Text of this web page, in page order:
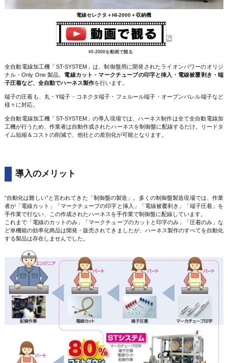
電線セレクタ＋HI-2000＋収納機
HI-2000を動画で観る
全自動電線加工機「ST-SYSTEM」は、制御盤用に開発されたライオンパワーのオリジ
ナル・Only One 製品。 電線カット・マークチューブの印字と挿入・電線被覆剥き・端
子圧着など、全自動でハーネス製作を行います。
端子の圧着も、丸・Y端子・コネクタ端子・フェルール端子・オープンバレル端子など
様々に対応。
全自動電線加工機「ST-SYSTEM」の導入現場では、ハーネス制作は全て全自動電線加
工機が行うため、作業者は自動作成されたハーネスを制御盤に配線するだけ。リードタ
イム短縮＆コストの削減で、他社との差別化が可能となります。
導入のメリット
“自動化は難しい”と言われてきた「制御盤の製造」。多くの制御盤製造現場では、作業
者が「電線カット」「マークチューブの印字と挿入」「電線被覆剥き」「端子圧着」を
手作業で行ない、この作成されたハーネスを手作業で制御盤に配線しています。
これまで「電線のカットのみ」「マークチューブのカットと印字のみ」「圧着のみ」な
ど単機能の効率化商品は開発・販売されてきましたが、ハーネス製作のすべてを自動化
する製品は存在しませんでした。